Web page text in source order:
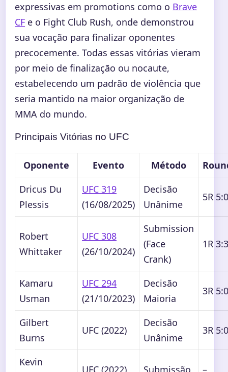
expressivas em promotions como o Brave
CF e o Fight Club Rush, onde demonstrou
sua vocação para finalizar oponentes
precocemente. Todas essas vitórias vieram
por meio de finalização ou nocaute,
estabelecendo um padrão de violência que
seria mantido na maior organização de
MMA do mundo.
Principais Vitórias no UFC
Oponente Evento Método
Dricus Du
Plessis
UFC 319
(16/08/2025)
Decisão
Unânime
5R
Robert
Whittaker
UFC 308
(26/10/2024)
Submission
(Face
Crank)
1R
Kamaru
Usman
UFC 294
(21/10/2023)
Decisão
Maioria
3R
Gilbert
Burns
UFC (2022)
Decisão
Unânime
3R
Kevin
UFC (2022) Submissão –